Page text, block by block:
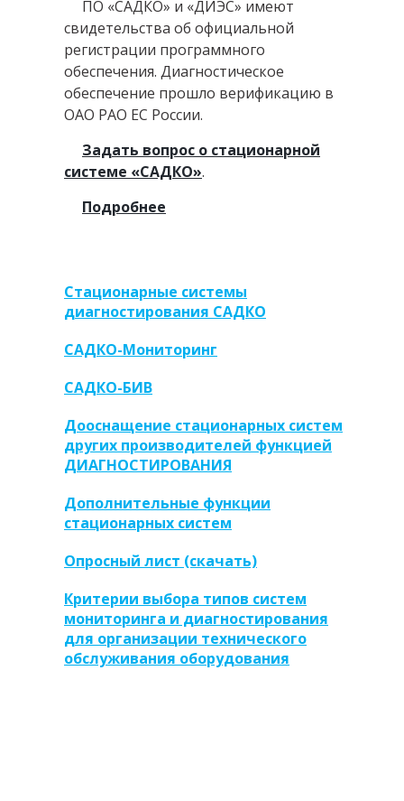
ПО «САДКО» и «ДИЭС» имеют
свидетельства об официальной
регистрации программного
обеспечения. Диагностическое
обеспечение прошло верификацию в
ОАО РАО ЕС России.
Задать вопрос о стационарной
системе «САДКО».
Подробнее
Стационарные системы
диагностирования САДКО
САДКО-Мониторинг
САДКО-БИВ
Дооснащение стационарных систем
других производителей функцией
ДИАГНОСТИРОВАНИЯ
Дополнительные функции
стационарных систем
Опросный лист (cкачать)
Критерии выбора типов систем
мониторинга и диагностирования
для организации технического
обслуживания оборудования